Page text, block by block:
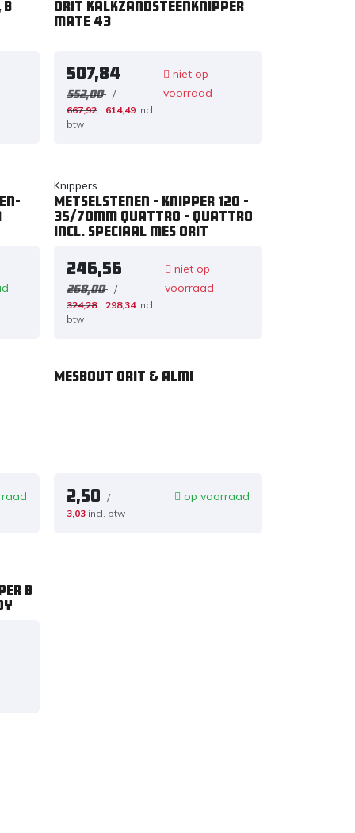
Orit Kalkzandsteenknipper
mate 43
507,84
552,00 /
667,92 614,49 incl.
btw
niet op
voorraad
Knippers
Metselstenen - knipper 120 -
35/70mm Quattro - Quattro
incl. speciaal mes ORIT
246,56
268,00 /
324,28 298,34 incl.
btw
niet op
voorraad
Mesbout Orit & Almi
2,50 /
3,03 incl. btw
op voorraad
B